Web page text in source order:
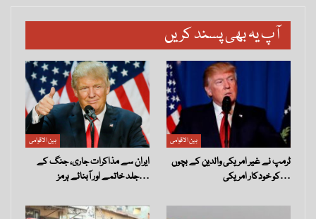
آپ یہ بھی پسند کریں
بین الاقوامی
ایران سے مذاکرات جاری، جنگ کے
جلد خاتمے اور آبنائے ہرمز…
بین الاقوامی
ٹرمپ نے غیر امریکی والدین کے بچوں
کو خودکار امریکی…